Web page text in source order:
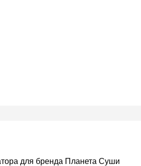
для бренда Планета Суши